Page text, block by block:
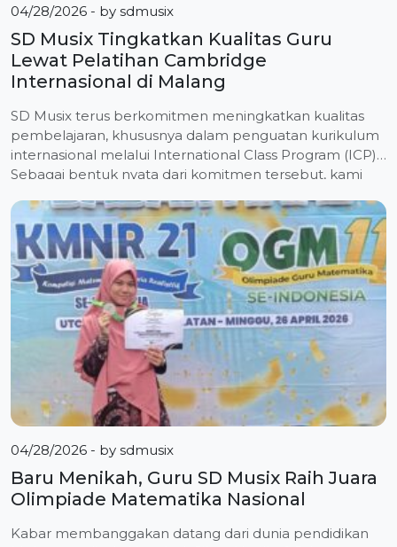
04/28/2026 - by sdmusix
SD Musix Tingkatkan Kualitas Guru
Lewat Pelatihan Cambridge
Internasional di Malang
SD Musix terus berkomitmen meningkatkan kualitas
pembelajaran, khususnya dalam penguatan kurikulum
internasional melalui International Class Program (ICP).
Sebagai bentuk nyata dari komitmen tersebut, kami
bertajuk “Advancing Content Mastery, Pedagogical
Excellence, and Technology Integration in ICP
Classrooms”. Kegiatan ini diselenggarakan oleh UPT
Sekolah Laboratorium Universitas Negeri Malang dan
berlangsung […]
04/28/2026 - by sdmusix
Baru Menikah, Guru SD Musix Raih Juara
Olimpiade Matematika Nasional
Kabar membanggakan datang dari dunia pendidikan